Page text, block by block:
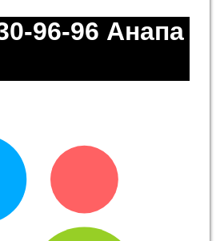
96-96 Анапа